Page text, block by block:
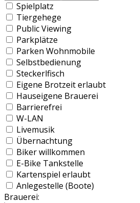
Spielplatz
Tiergehege
Public Viewing
Parkplätze
Parken Wohnmobile
Selbstbedienung
Steckerlfisch
Eigene Brotzeit erlaubt
Hauseigene Brauerei
Barrierefrei
W-LAN
Livemusik
Übernachtung
Biker willkommen
E-Bike Tankstelle
Kartenspiel erlaubt
Anlegestelle (Boote)
Brauerei: